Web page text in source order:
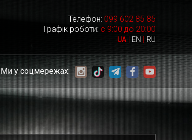
Телефон: 099 602 85 85
Графік роботи: с 9:00 до 20:00
UA | EN | RU
Ми у соцмережах: